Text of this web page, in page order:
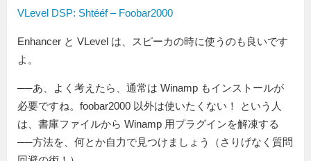
VLevel DSP: Shtééf – Foobar2000
Enhancer と VLevel は、スピーカの時に使うのも良いです
よ。
──あ、よく考えたら、通常は Winamp もインストールが
必要ですね。foobar2000 以外は使いたくない！ という人
は、書庫ファイルから Winamp 用プラグインを解凍する
──方法を、何とか自力で見つけましょう（さりげなく質問